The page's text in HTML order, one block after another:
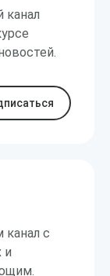
канал
канал с
и